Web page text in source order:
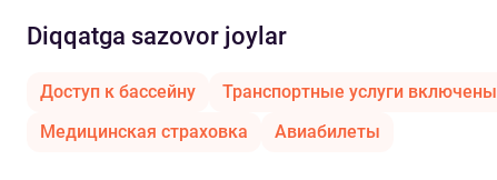
Diqqatga sazovor joylar
Доступ к бассейну Транспортные услуги включены
Медицинская страховка
Авиабилеты